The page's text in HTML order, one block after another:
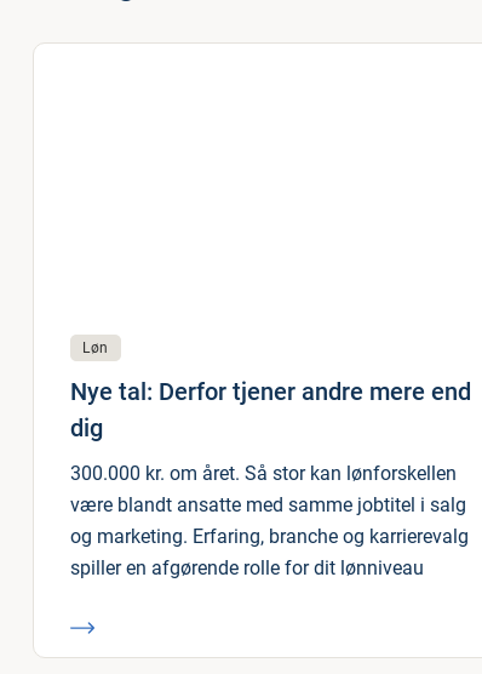
Løn
Nye tal: Derfor tjener andre mere end
dig
300.000 kr. om året. Så stor kan lønforskellen
være blandt ansatte med samme jobtitel i salg
og marketing. Erfaring, branche og karrierevalg
spiller en afgørende rolle for dit lønniveau